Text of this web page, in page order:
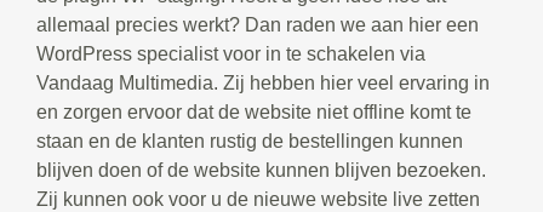
allemaal precies werkt? Dan raden we aan hier een
WordPress specialist voor in te schakelen via
Vandaag Multimedia. Zij hebben hier veel ervaring in
en zorgen ervoor dat de website niet offline komt te
staan en de klanten rustig de bestellingen kunnen
blijven doen of de website kunnen blijven bezoeken.
Zij kunnen ook voor u de nieuwe website live zetten